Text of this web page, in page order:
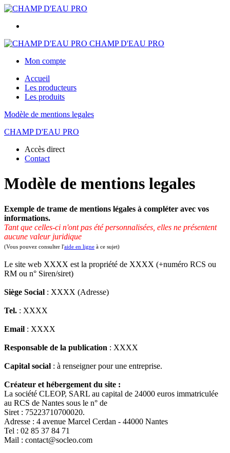
CHAMP D'EAU PRO
Mon compte
Accueil
Les producteurs
Les produits
Modèle de mentions legales
CHAMP D'EAU PRO
Accès direct
Contact
Modèle de mentions legales
Exemple de trame de mentions légales à compléter avec vos
informations.
Tant que celles-ci n'ont pas été personnalisées, elles ne présentent
aucune valeur juridique
(Vous pouvez consulter l'aide en ligne à ce sujet)
Le site web XXXX est la propriété de XXXX (+numéro RCS ou
RM ou n° Siren/siret)
Siège Social : XXXX (Adresse)
Tel. : XXXX
Email : XXXX
Responsable de la publication : XXXX
Capital social : à renseigner pour une entreprise.
Créateur et hébergement du site :
La société CLEOP, SARL au capital de 24000 euros immatriculée
au RCS de Nantes sous le n° de
Siret : 75223710700020.
Adresse : 4 avenue Marcel Cerdan - 44000 Nantes
Tel : 02 85 37 84 71
Mail : contact@socleo.com